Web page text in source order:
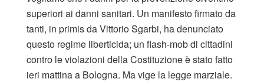
superiori ai danni sanitari. Un manifesto firmato da
tanti, in primis da Vittorio Sgarbi, ha denunciato
questo regime liberticida; un flash-mob di cittadini
contro le violazioni della Costituzione è stato fatto
ieri mattina a Bologna. Ma vige la legge marziale.